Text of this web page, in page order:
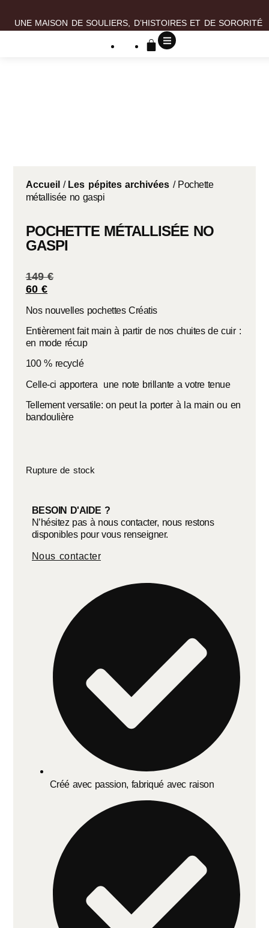
UNE MAISON DE SOULIERS, D’HISTOIRES ET DE SORORITÉ
Accueil / Les pépites archivées / Pochette
métallisée no gaspi
POCHETTE MÉTALLISÉE NO
GASPI
149€
60€
Nos nouvelles pochettes Créatis
Entièrement fait main à partir de nos chuites de cuir :
en mode récup
100 % recyclé
Celle-ci apportera une note brillante a votre tenue
Tellement versatile: on peut la porter à la main ou en
bandoulière
Rupture de stock
BESOIN D'AIDE ?
N’hésitez pas à nous contacter, nous restons
disponibles pour vous renseigner.
Nous contacter
Créé avec passion, fabriqué avec raison